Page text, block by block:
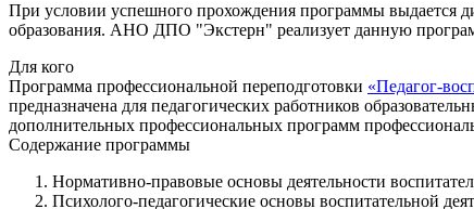
При условии успешного прохождения программы выдается
образования. АНО ДПО "Экстерн" реализует данную
Для кого
Программа профессиональной переподготовки «Педагог-
предназначена для педагогических работников
дополнительных профессиональных программ
Содержание программы
Нормативно-правовые основы деятельности
Психолого-педагогические основы воспитательной